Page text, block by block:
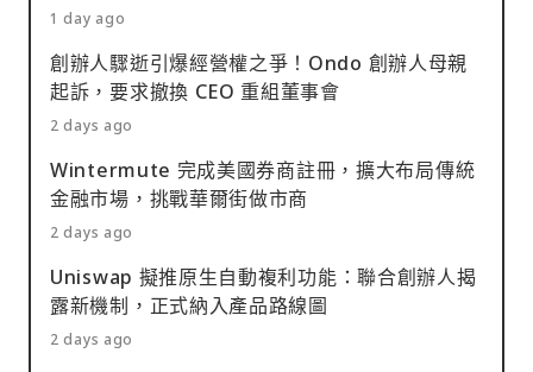
1 day ago
創辦人驟逝引爆經營權之爭！Ondo 創辦人母親
起訴，要求撤換 CEO 重組董事會
2 days ago
Wintermute 完成美國券商註冊，擴大布局傳統
金融市場，挑戰華爾街做市商
2 days ago
Uniswap 擬推原生自動複利功能：聯合創辦人揭
露新機制，正式納入產品路線圖
2 days ago